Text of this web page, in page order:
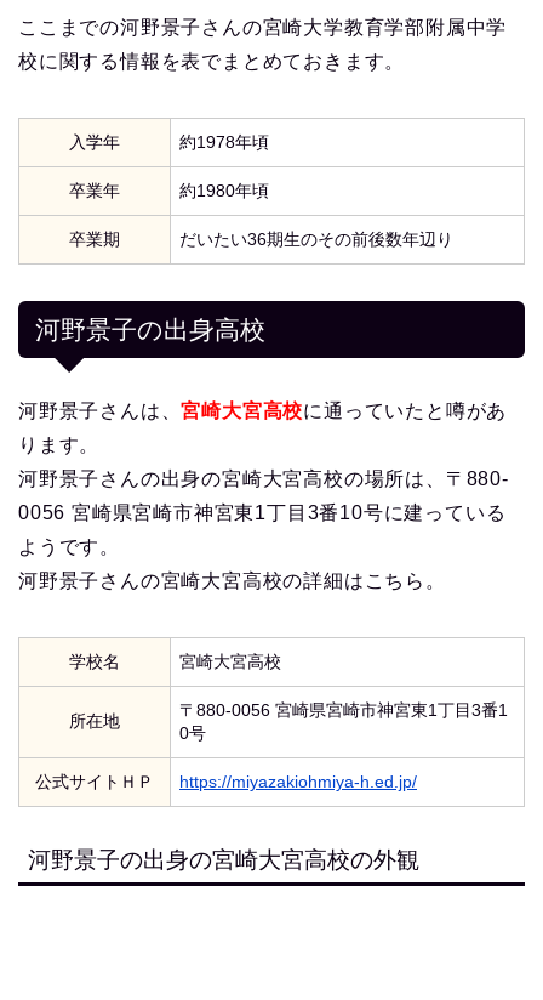
ここまでの河野景子さんの宮崎大学教育学部附属中学
校に関する情報を表でまとめておきます。
入学年 約1978年頃
卒業年 約1980年頃
卒業期 だいたい36期生のその前後数年辺り
河野景子の出身高校
河野景子さんは、宮崎大宮高校に通っていたと噂があ
ります。
河野景子さんの出身の宮崎大宮高校の場所は、〒880-
0056 宮崎県宮崎市神宮東1丁目3番10号に建っている
ようです。
河野景子さんの宮崎大宮高校の詳細はこちら。
学校名 宮崎大宮高校
所在地
〒880-0056 宮崎県宮崎市神宮東1丁目3番1
0号
公式サイトＨＰ https://miyazakiohmiya-h.ed.jp/
河野景子の出身の宮崎大宮高校の外観